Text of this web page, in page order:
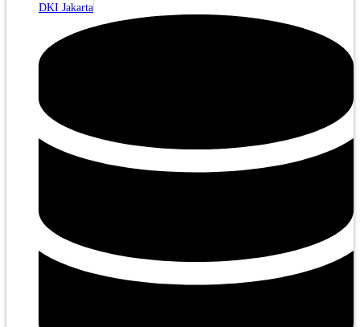
DKI Jakarta